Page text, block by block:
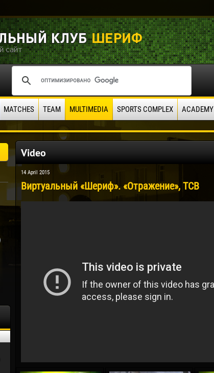
MATCHES TEAM MULTIMEDIA SPORTS COMPLEX ACADEMY
Video
14 April 2015
Виртуальный «Шериф». «Отражение», ТСВ